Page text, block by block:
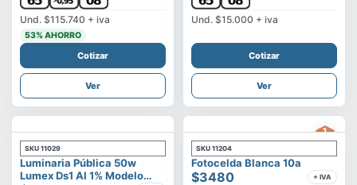
Und. $115.740 + iva
53% AHORRO
Cotizar
Ver
Und. $15.000 + iva
Cotizar
Ver
SKU 11029
Luminaria Pública 50w
Lumex Ds1 Al 1% Modelo
SKU 11204
Fotocelda Blanca 10a
$3480 + IVA